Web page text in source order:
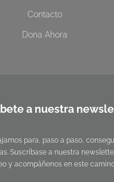
Contacto
Dona Ahora
a nuestra
para, paso a paso,
Suscríbase a nuestra
y acompáñenos en este